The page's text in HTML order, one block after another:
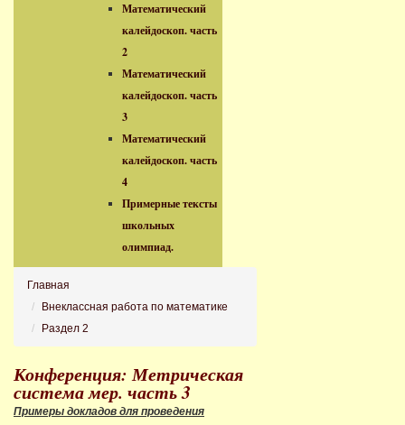
Математический
калейдоскоп. часть
2
Математический
калейдоскоп. часть
3
Математический
калейдоскоп. часть
4
Примерные тексты
школьных
олимпиад.
Главная
Внеклассная работа по математике
Раздел 2
Конференция: Метрическая
система мер. часть 3
Примеры докладов для проведения